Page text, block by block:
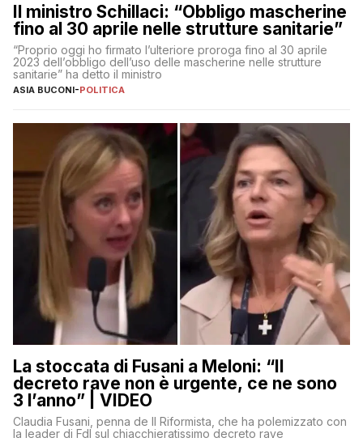
Il ministro Schillaci: “Obbligo mascherine
fino al 30 aprile nelle strutture sanitarie”
“Proprio oggi ho firmato l’ulteriore proroga fino al 30 aprile
2023 dell’obbligo dell’uso delle mascherine nelle strutture
sanitarie” ha detto il ministro
ASIA BUCONI-POLITICA
La stoccata di Fusani a Meloni: “Il
decreto rave non è urgente, ce ne sono
3 l’anno” | VIDEO
Claudia Fusani, penna de Il Riformista, che ha polemizzato con
la leader di FdI sul chiacchieratissimo decreto rave